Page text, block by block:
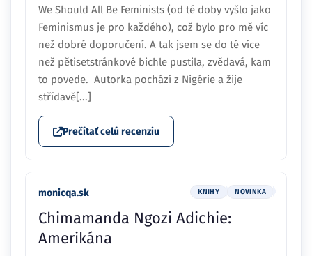
We Should All Be Feminists (od té doby vyšlo jako
Feminismus je pro každého), což bylo pro mě víc
než dobré doporučení. A tak jsem se do té více
než pětisetstránkové bichle pustila, zvědavá, kam
to povede. Autorka pochází z Nigérie a žije
střídavě[...]
Prečítať celú recenziu
monicqa.sk KNIHY NOVINKA
Chimamanda Ngozi Adichie:
Amerikána